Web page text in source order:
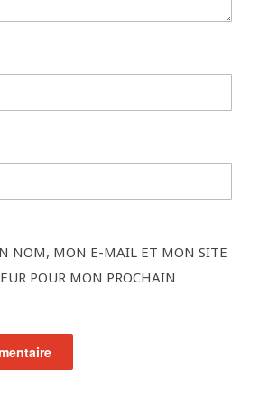
NOM, MON E-MAIL ET MON SITE
POUR MON PROCHAIN